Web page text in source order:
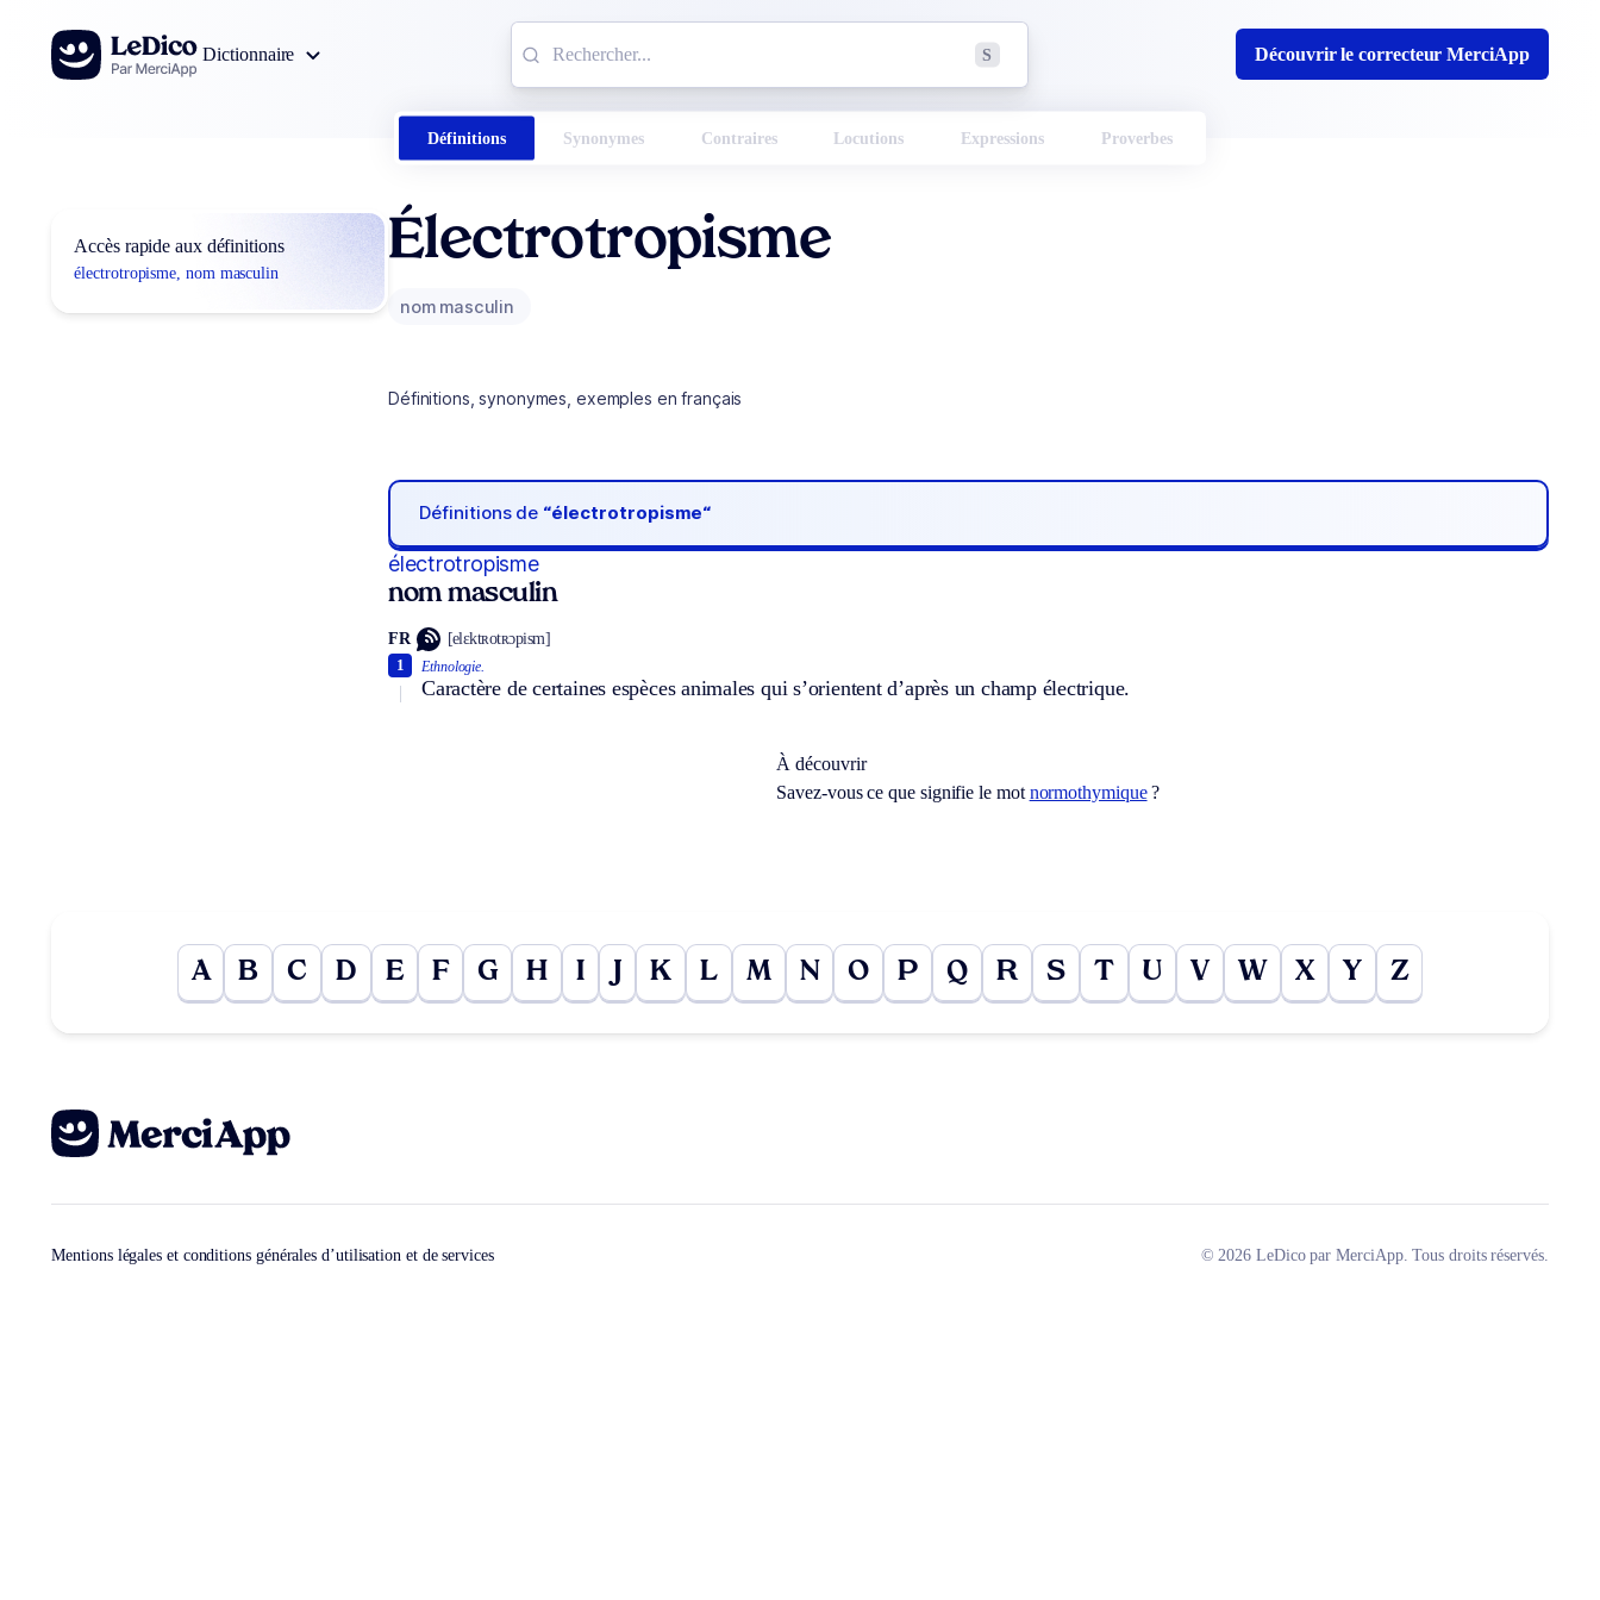
Aller au contenu
Dictionnaire
S Découvrir le correcteur MerciApp
Définitions Synonymes Contraires Locutions Expressions Proverbes
Accès rapide aux définitions
électrotropisme, nom masculin
Électrotropisme
nom masculin
Définitions, synonymes, exemples en français
Définitions de “électrotropisme“
électrotropisme
nom masculin
FR [elɛktʀotʀɔpism]
Ethnologie.
Caractère de certaines espèces animales qui s’orientent d’après un champ électrique.
1
À découvrir
Savez-vous ce que signifie le mot normothymique?
A B C D E F G H I K L M N O P Q R S T U V W X Y Z
Mentions légales et conditions générales d’utilisation et de services © 2026 LeDico par MerciApp. Tous droits réservés.